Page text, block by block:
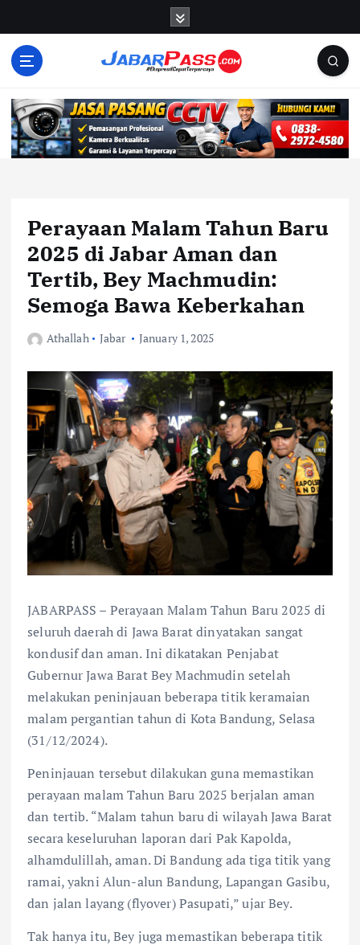
Perayaan Malam Tahun Baru
2025 di Jabar Aman dan
Tertib, Bey Machmudin:
Semoga Bawa Keberkahan
Athallah Jabar January 1, 2025
JABARPASS – Perayaan Malam Tahun Baru 2025 di
seluruh daerah di Jawa Barat dinyatakan sangat
kondusif dan aman. Ini dikatakan Penjabat
Gubernur Jawa Barat Bey Machmudin setelah
melakukan peninjauan beberapa titik keramaian
malam pergantian tahun di Kota Bandung, Selasa
(31/12/2024).
Peninjauan tersebut dilakukan guna memastikan
perayaan malam Tahun Baru 2025 berjalan aman
dan tertib. “Malam tahun baru di wilayah Jawa Barat
secara keseluruhan laporan dari Pak Kapolda,
alhamdulillah, aman. Di Bandung ada tiga titik yang
ramai, yakni Alun-alun Bandung, Lapangan Gasibu,
dan jalan layang (flyover) Pasupati,” ujar Bey.
Tak hanya itu, Bey juga memastikan beberapa titik